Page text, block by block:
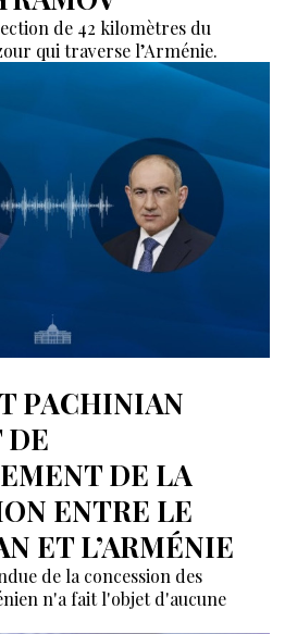
de 42 kilomètres du
qui traverse l’Arménie.
PACHINIAN
DE
DE LA
ENTRE LE
ET L’ARMÉNIE
de la concession des
n'a fait l'objet d'aucune